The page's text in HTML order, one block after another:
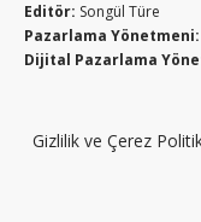
Editör: Songül Türe
Pazarlama Yönetmeni:
Dijital Pazarlama
Gizlilik ve Çerez